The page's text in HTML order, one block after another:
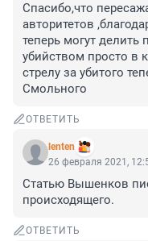
Спасибо,что
авторитетов
теперь могут делить
убийством просто в
стрелу за убитого
Смольного
ОТВЕТИТЬ
lenten
26 февраля 2021,
Статью Вышенков
происходящего.
ОТВЕТИТЬ